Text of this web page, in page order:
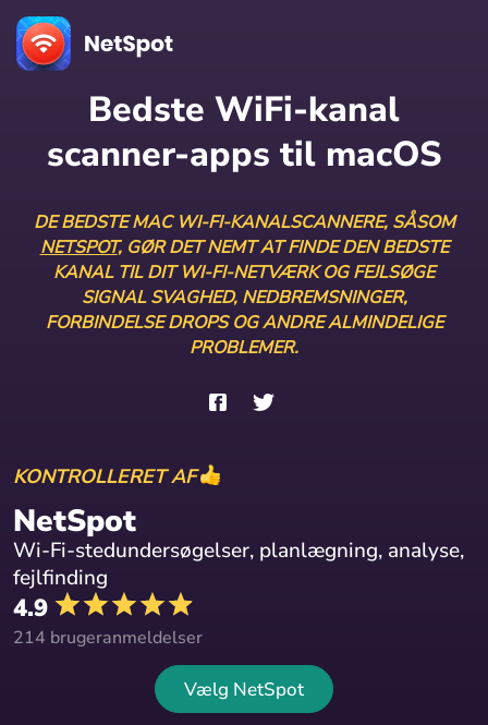
Bedste WiFi-kanal
scanner-apps til macOS
DE BEDSTE MAC WI-FI-KANALSCANNERE, SÅSOM
NETSPOT, GØR DET NEMT AT FINDE DEN BEDSTE
KANAL TIL DIT WI-FI-NETVÆRK OG FEJLSØGE
SIGNAL SVAGHED, NEDBREMSNINGER,
FORBINDELSE DROPS OG ANDRE ALMINDELIGE
PROBLEMER.
KONTROLLERET AF
NetSpot
Wi-Fi-stedundersøgelser, planlægning, analyse,
fejlfinding
4.9
214 brugeranmeldelser
Vælg NetSpot